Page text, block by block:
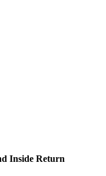
Inside Return